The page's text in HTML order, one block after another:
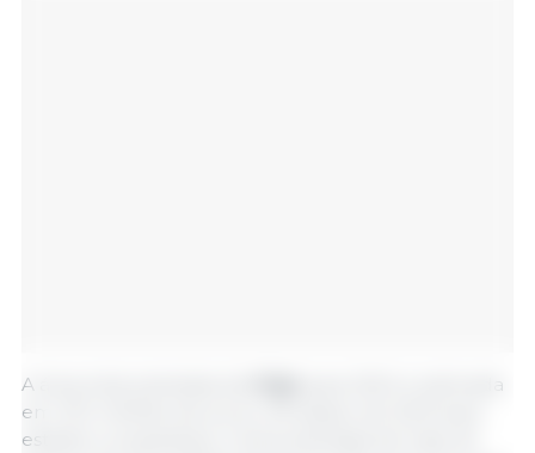
A área total plantada de
para 2024 é estimada
em 47,5 milhões de acres, 4% abaixo de 2023 para
estados comparáveis. A área plantada de trigo de